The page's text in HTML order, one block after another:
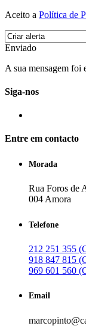
Aceito a Política de
Enviado
A sua mensagem foi
Siga-nos
Entre em contacto
Morada
Rua Foros de
004 Amora
Telefone
212 251 355
918 847 815
969 601 560
Email